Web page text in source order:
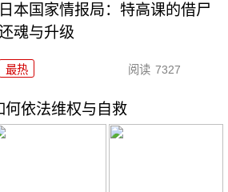
日本国家情报局：特高课的借尸
魂与升级
最热 阅读 7327
何依法维权与自救